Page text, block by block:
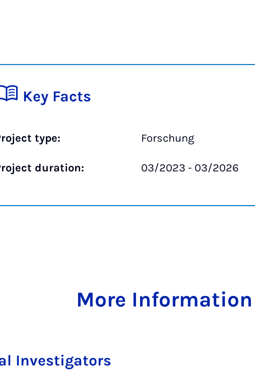
Key Facts
type: Forschung
duration: 03/2023 - 03/2026
More Information
Investigators